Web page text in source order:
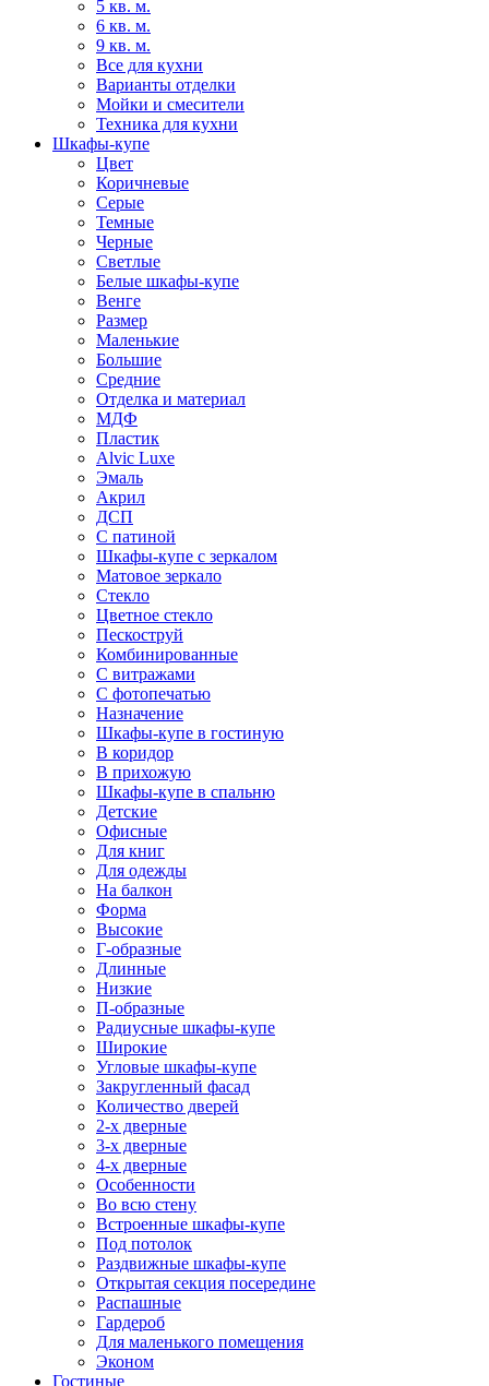
5 кв. м.
6 кв. м.
9 кв. м.
Все для кухни
Варианты отделки
Мойки и смесители
Техника для кухни
Шкафы-купе
Цвет
Коричневые
Серые
Темные
Черные
Светлые
Белые шкафы-купе
Венге
Размер
Маленькие
Большие
Средние
Отделка и материал
МДФ
Пластик
Alvic Luxe
Эмаль
Акрил
ДСП
С патиной
Шкафы-купе с зеркалом
Матовое зеркало
Стекло
Цветное стекло
Пескоструй
Комбинированные
С витражами
С фотопечатью
Назначение
Шкафы-купе в гостиную
В коридор
В прихожую
Шкафы-купе в спальню
Детские
Офисные
Для книг
Для одежды
На балкон
Форма
Высокие
Г-образные
Длинные
Низкие
П-образные
Радиусные шкафы-купе
Широкие
Угловые шкафы-купе
Закругленный фасад
Количество дверей
2-х дверные
3-х дверные
4-х дверные
Особенности
Во всю стену
Встроенные шкафы-купе
Под потолок
Раздвижные шкафы-купе
Открытая секция посередине
Распашные
Гардероб
Для маленького помещения
Эконом
Гостиные